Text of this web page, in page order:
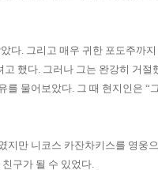
다. 그리고 매우 귀한 포도주까
고 했다. 그러나 그는 완강히 거절
를 물어보았다. 그 때 현지인은 “
지만 니코스 카잔차키스를 영웅
구가 될 수 있었다.